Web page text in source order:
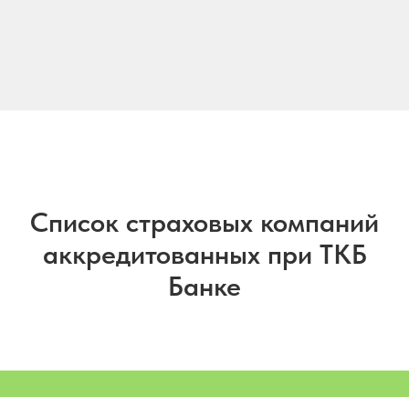
Список страховых компаний
аккредитованных при ТКБ
Банке